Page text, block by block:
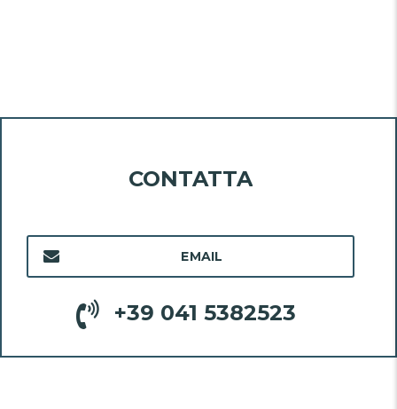
CONTATTA
EMAIL
+39 041 5382523